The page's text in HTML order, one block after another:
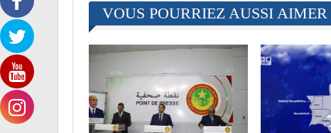
VOUS POURRIEZ AUSSI AIMER